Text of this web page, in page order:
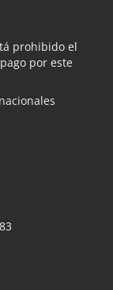
prohibido el
por este